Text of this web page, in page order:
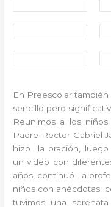
En Preescolar
sencillo pero
Reunimos a los
Padre Rector Gabriel
hizo la oración, luego
un video con
años, continuó la
niños con anécdotas
tuvimos una